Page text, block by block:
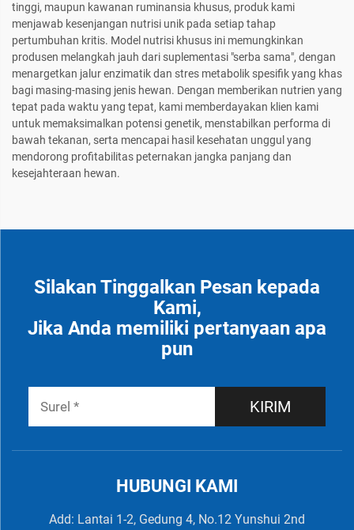
tinggi, maupun kawanan ruminansia khusus, produk kami
menjawab kesenjangan nutrisi unik pada setiap tahap
pertumbuhan kritis. Model nutrisi khusus ini memungkinkan
produsen melangkah jauh dari suplementasi "serba sama", dengan
menargetkan jalur enzimatik dan stres metabolik spesifik yang khas
bagi masing-masing jenis hewan. Dengan memberikan nutrien yang
tepat pada waktu yang tepat, kami memberdayakan klien kami
untuk memaksimalkan potensi genetik, menstabilkan performa di
bawah tekanan, serta mencapai hasil kesehatan unggul yang
mendorong profitabilitas peternakan jangka panjang dan
kesejahteraan hewan.
Silakan Tinggalkan Pesan kepada
Kami,
Jika Anda memiliki pertanyaan apa
pun
KIRIM
HUBUNGI KAMI
Add: Lantai 1-2, Gedung 4, No.12 Yunshui 2nd